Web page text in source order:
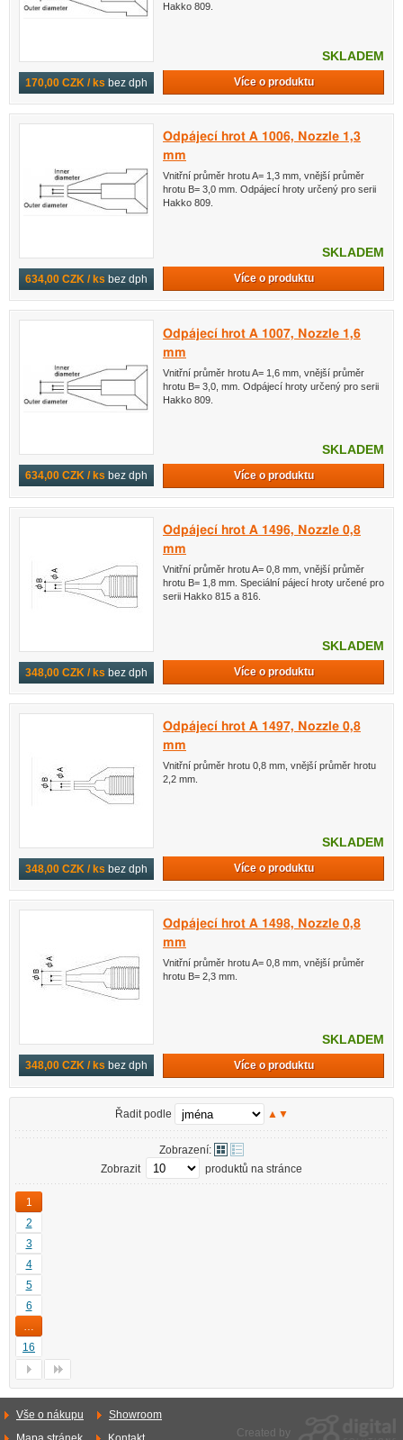
170,00 CZK / ks bez dph
Hakko 809.
SKLADEM
Více o produktu
634,00 CZK / ks bez dph
Odpájecí hrot A 1006, Nozzle 1,3
mm
Vnitřní průměr hrotu A= 1,3 mm, vnější průměr
hrotu B= 3,0 mm. Odpájecí hroty určený pro serii
Hakko 809.
SKLADEM
Více o produktu
634,00 CZK / ks bez dph
Odpájecí hrot A 1007, Nozzle 1,6
mm
Vnitřní průměr hrotu A= 1,6 mm, vnější průměr
hrotu B= 3,0, mm. Odpájecí hroty určený pro serii
Hakko 809.
SKLADEM
Více o produktu
348,00 CZK / ks bez dph
Odpájecí hrot A 1496, Nozzle 0,8
mm
Vnitřní průměr hrotu A= 0,8 mm, vnější průměr
hrotu B= 1,8 mm. Speciální pájecí hroty určené pro
serii Hakko 815 a 816.
SKLADEM
Více o produktu
348,00 CZK / ks bez dph
Odpájecí hrot A 1497, Nozzle 0,8
mm
Vnitřní průměr hrotu 0,8 mm, vnější průměr hrotu
2,2 mm.
SKLADEM
Více o produktu
348,00 CZK / ks bez dph
Odpájecí hrot A 1498, Nozzle 0,8
mm
Vnitřní průměr hrotu A= 0,8 mm, vnější průměr
hrotu B= 2,3 mm.
SKLADEM
Více o produktu
Řadit podle ▲ ▼
Zobrazení:
Zobrazit
produktů na stránce
1
2
3
4
5
6
16
Vše o nákupu
Showroom
Created by